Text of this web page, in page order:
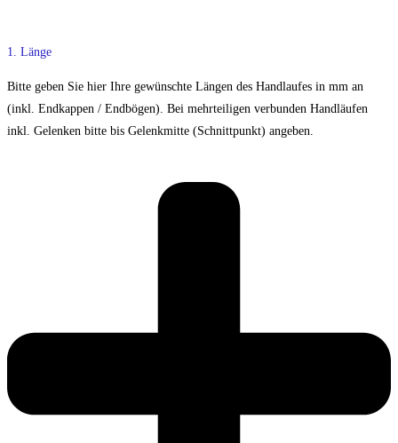
1. Länge
Bitte geben Sie hier Ihre gewünschte Längen des Handlaufes in mm an
(inkl. Endkappen / Endbögen). Bei mehrteiligen verbunden Handläufen
inkl. Gelenken bitte bis Gelenkmitte (Schnittpunkt) angeben.